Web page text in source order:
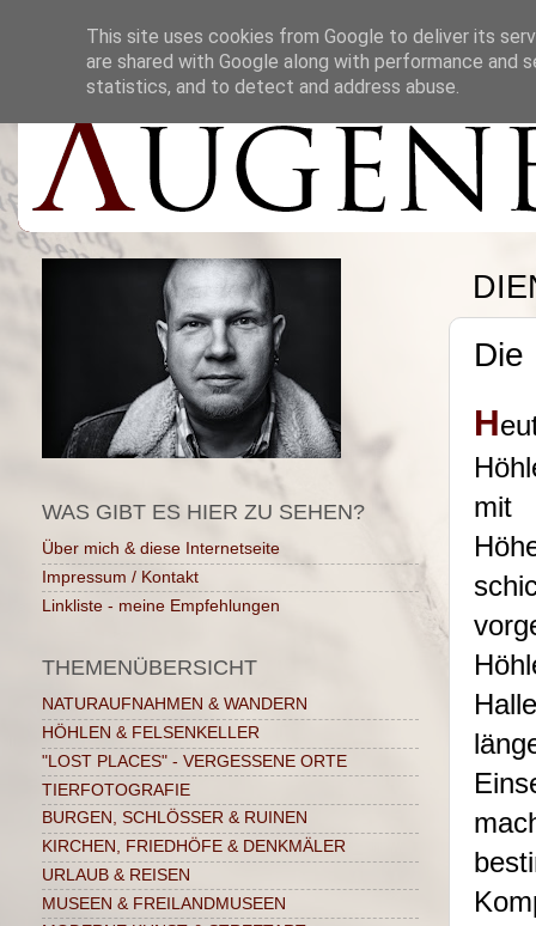
Die
H
mit
WAS GIBT ES HIER ZU SEHEN?
Über mich & diese Internetseite
Impressum / Kontakt
Linkliste - meine Empfehlungen
THEMENÜBERSICHT
NATURAUFNAHMEN & WANDERN
HÖHLEN & FELSENKELLER
"LOST PLACES" - VERGESSENE ORTE
TIERFOTOGRAFIE
BURGEN, SCHLÖSSER & RUINEN
KIRCHEN, FRIEDHÖFE & DENKMÄLER
URLAUB & REISEN
MUSEEN & FREILANDMUSEEN
This site uses cookies from Google to deliver its
are shared with Google along with performance
statistics, and to detect and address abuse.